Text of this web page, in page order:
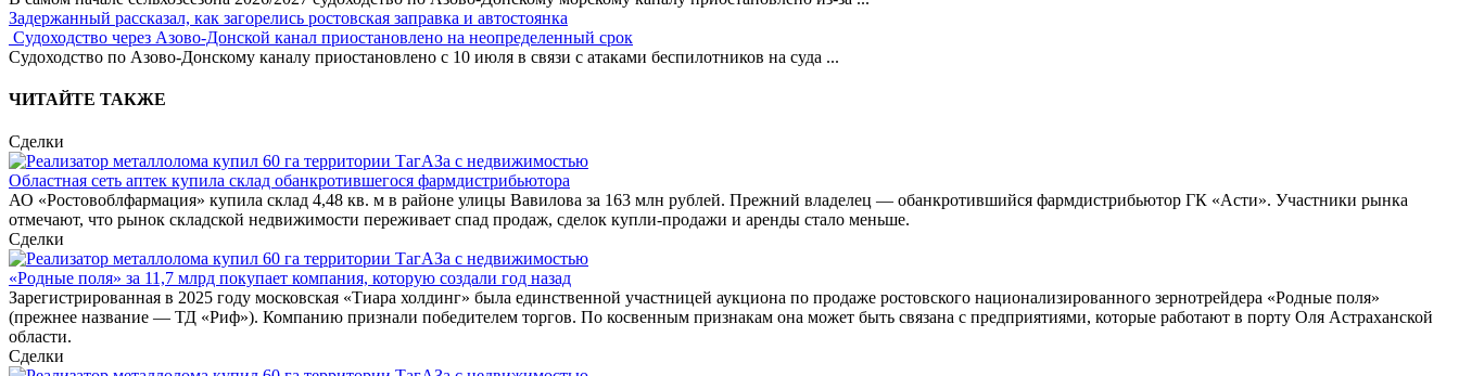
Задержанный рассказал, как загорелись ростовская заправка и автостоянка
Судоходство через Азово-Донской канал приостановлено на неопределенный срок
Судоходство по Азово-Донскому каналу приостановлено с 10 июля в связи с атаками беспилотников на суда ...
ЧИТАЙТЕ ТАКЖЕ
Сделки
Областная сеть аптек купила склад обанкротившегося фармдистрибьютора
АО «Ростовоблфармация» купила склад 4,48 кв. м в районе улицы Вавилова за 163 млн рублей. Прежний владелец — обанкротившийся фармдистрибьютор ГК «Асти». Участники рынка
отмечают, что рынок складской недвижимости переживает спад продаж, сделок купли-продажи и аренды стало меньше.
Сделки
«Родные поля» за 11,7 млрд покупает компания, которую создали год назад
Зарегистрированная в 2025 году московская «Тиара холдинг» была единственной участницей аукциона по продаже ростовского национализированного зернотрейдера «Родные поля»
(прежнее название — ТД «Риф»). Компанию признали победителем торгов. По косвенным признакам она может быть связана с предприятиями, которые работают в порту Оля Астраханской
области.
Сделки